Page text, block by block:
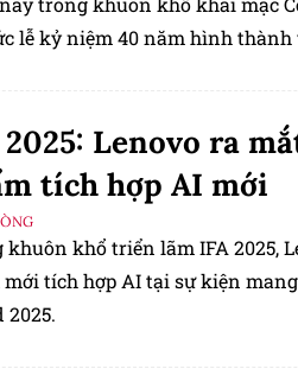
lễ kỷ niệm 40 năm hình thành
2025: Lenovo ra
tích hợp AI mới
khuôn khổ triển lãm IFA 2025,
tích hợp AI tại sự kiện mang tên Lenovo™
2025.